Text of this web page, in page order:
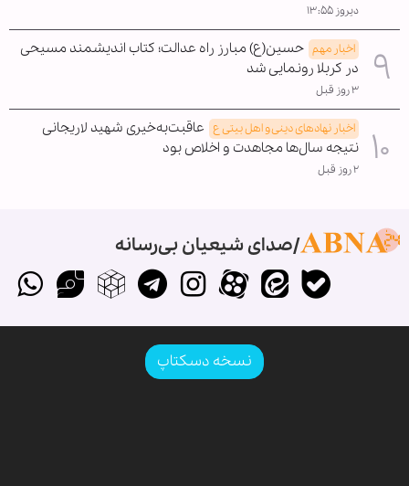
دیروز ۱۳:۵۵
اخبار مهم حسین(ع) مبارز راه عدالت؛ کتاب اندیشمند مسیحی
در کربلا رونمایی شد
۳ روز قبل
اخبار نهادهای دینی و اهل بیتی ع عاقبت‌به‌خیری شهید لاریجانی
نتیجه سال‌ها مجاهدت و اخلاص بود
۲ روز قبل
صدای شیعیان بی‌رسانه
نسخه دسکتاپ